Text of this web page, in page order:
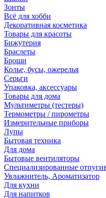
Зонты
Всё для хобби
Декоративная косметика
Товары для красоты
Бижутерия
Браслеты
Броши
Колье, бусы, ожерелья
Серьги
Упаковка, аксессуары
Товары для дома
Мультиметры (тестеры)
Термометры / пирометры
Измерительные приборы
Лупы
Бытовая техника
Для дома
Бытовые вентиляторы
Специализированные
Увлажнитель, Ароматизатор
Для кухни
Для напитков